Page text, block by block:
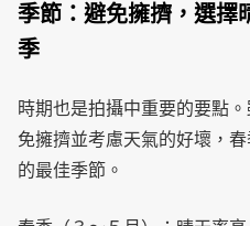
季節：避免擁擠，選擇
季
時期也是拍攝中重要的要點
免擁擠並考慮天氣的好壞，
的最佳季節。